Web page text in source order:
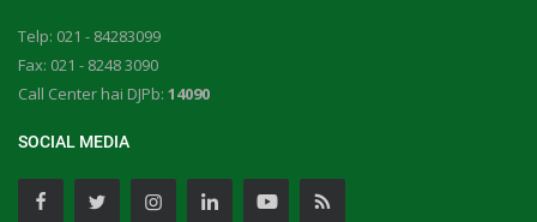
Telp: 021 - 84283099
Fax: 021 - 8248 3090
Call Center hai DJPb: 14090
SOCIAL MEDIA